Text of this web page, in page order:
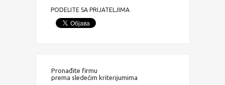
PODELITE SA PRIJATELJIMA
Pronađite firmu
prema sledećim kriterijumima